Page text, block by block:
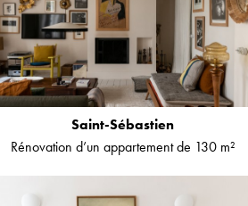
Saint-Sébastien
Rénovation d’un appartement de 130 m²